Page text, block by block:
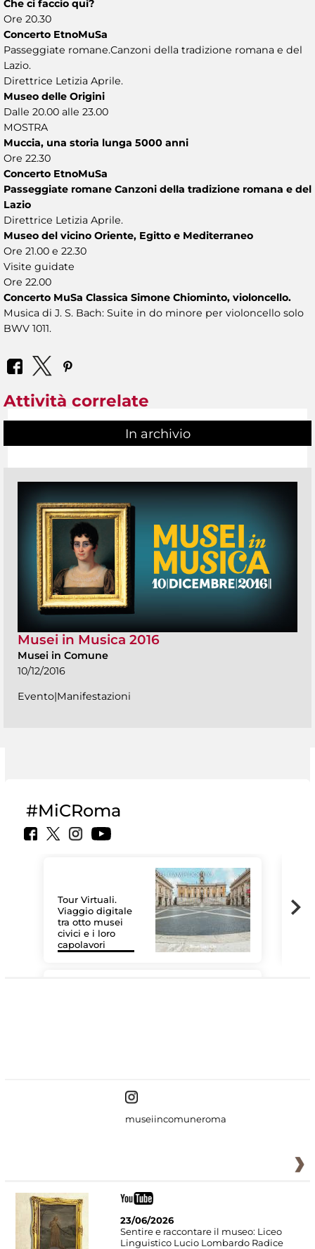
Che ci faccio qui?
Ore 20.30
Concerto EtnoMuSa
Passeggiate romane.Canzoni della tradizione romana e del
Lazio.
Direttrice Letizia Aprile.
Museo delle Origini
Dalle 20.00 alle 23.00
MOSTRA
Muccia, una storia lunga 5000 anni
Ore 22.30
Concerto EtnoMuSa
Passeggiate romane Canzoni della tradizione romana e del
Lazio
Direttrice Letizia Aprile.
Museo del vicino Oriente, Egitto e Mediterraneo
Ore 21.00 e 22.30
Visite guidate
Ore 22.00
Concerto MuSa Classica Simone Chiominto, violoncello.
Musica di J. S. Bach: Suite in do minore per violoncello solo
BWV 1011.
Attività correlate
In archivio
Musei in Musica 2016
Musei in Comune
10/12/2016
Evento|Manifestazioni
#MiCRoma
Tour Virtuali.
Viaggio digitale
tra otto musei
civici e i loro
capolavori
museiincomuneroma
23/06/2026
Sentire e raccontare il museo: Liceo
Linguistico Lucio Lombardo Radice